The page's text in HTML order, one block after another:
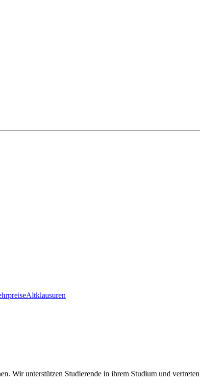
Altklausuren
Wir unterstützen Studierende in ihrem Studium und